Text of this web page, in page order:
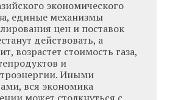
экономического
единые механизмы
цен и поставок
действовать, а
возрастет стоимость газа,
и
Иными
вся экономика